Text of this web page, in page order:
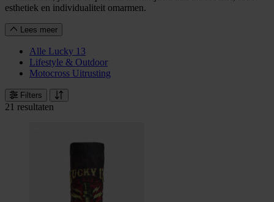
esthetiek en individualiteit omarmen.
Lees meer
Alle Lucky 13
Lifestyle & Outdoor
Motocross Uitrusting
Filters
21 resultaten